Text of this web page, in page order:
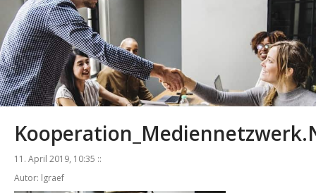
11. April 2019, 10:35 ::
Autor: lgraef